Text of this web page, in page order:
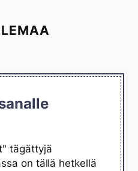
tägättyjä
on tällä hetkellä